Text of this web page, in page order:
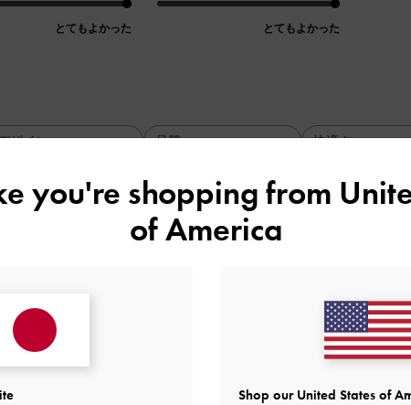
とてもよかった とてもよかった
ザイン 品質 快適さ
プルなデザインが気に入り、2足目を購入しました。
とてもよかった
you're shopping from
of America
Shop our United States of